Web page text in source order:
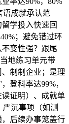
语成就承认范
学投入快速回
；避免错过环
变性强？跟尾
地练习单元带
制制企业；是理
登科率达99%，
证明）、成就单
沉事项（如测
后续办事笼盖行